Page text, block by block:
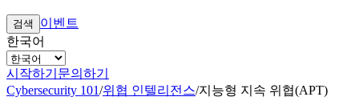
검색
이벤트
한국어
시작하기 문의하기
Cybersecurity 101/위협 인텔리전스/지능형 지속 위협(APT)